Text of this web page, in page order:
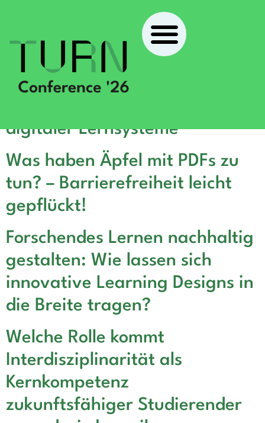
Average-Practice at Best? –
digitaler Lernsysteme
Was haben Äpfel mit PDFs zu
tun? – Barrierefreiheit leicht
gepflückt!
Forschendes Lernen nachhaltig
gestalten: Wie lassen sich
innovative Learning Designs in
die Breite tragen?
Welche Rolle kommt
Interdisziplinarität als
Kernkompetenz
zukunftsfähiger Studierender